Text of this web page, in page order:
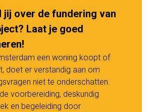
jij over de fundering van
Laat je goed
een woning koopt of
doet er verstandig aan om
niet te onderschatten.
voorbereiding, deskundig
en begeleiding door